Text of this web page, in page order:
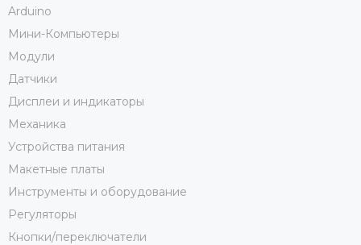
Arduino
Мини-Компьютеры
Модули
Датчики
Дисплеи и индикаторы
Механика
Устройства питания
Макетные платы
Инструменты и оборудование
Регуляторы
Кнопки/переключатели